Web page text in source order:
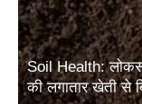
Soil Health:
की लगातार खेती से